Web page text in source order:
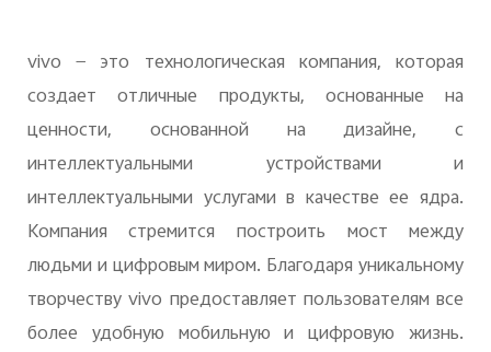
vivo — это технологическая компания, которая
создает отличные продукты, основанные на
ценности, основанной на дизайне, с
интеллектуальными устройствами и
интеллектуальными услугами в качестве ее ядра.
Компания стремится построить мост между
людьми и цифровым миром. Благодаря уникальному
творчеству vivo предоставляет пользователям все
более удобную мобильную и цифровую жизнь.